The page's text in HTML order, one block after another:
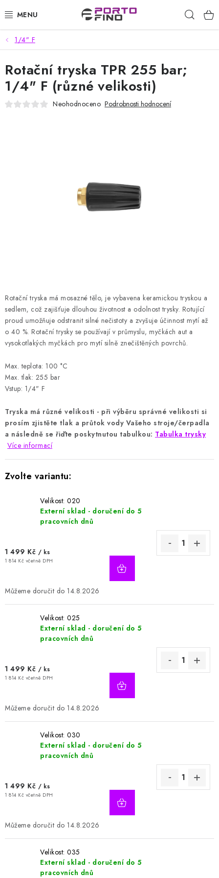
na
CHEMIE A PÉČE O VOZIDLA
PŘÍSLUŠENSTVÍ A ND K AUTOMYČKÁM
VYSOKOTLAKÉ A ČISTÍCÍ STROJE
CHEMIE - BEZKONTAKTNÍ MYČKY
1/4" F
Rotační tryska má mosazné tělo, je vybavena keramickou tryskou a
sedlem, což zajišťuje dlouhou životnost a odolnost trysky. Rotující
proud umožňuje odstranit silné nečistoty a zvyšuje účinnost mytí až
o 40 %. Rotační trysky se používají v průmyslu, myčkách aut a
vysokotlakých myčkách pro mytí silně znečištěných povrchů.
Max. teplota: 100 °C
Max. tlak: 255 bar
Vstup: 1/4" F
Tryska má různé velikosti - při výběru správné velikosti si
prosím zjistěte tlak a průtok vody Vašeho stroje/čerpadla
a následně se řiďte poskytnutou tabulkou: Tabulka trysky
Více informací
Velikost: 020
Externí sklad - doručení do 5
pracovních dnů
1 499 Kč / ks
1 814 Kč včetně DPH
14.8.2026
Velikost: 025
Externí sklad - doručení do 5
pracovních dnů
1 499 Kč / ks
1 814 Kč včetně DPH
14.8.2026
Velikost: 030
Externí sklad - doručení do 5
pracovních dnů
1 499 Kč / ks
1 814 Kč včetně DPH
14.8.2026
Velikost: 035
Externí sklad - doručení do 5
pracovních dnů
Rotační tryska TPR 255 bar;
1/4" F (různé velikosti)
Neohodnoceno Podrobnosti hodnocení